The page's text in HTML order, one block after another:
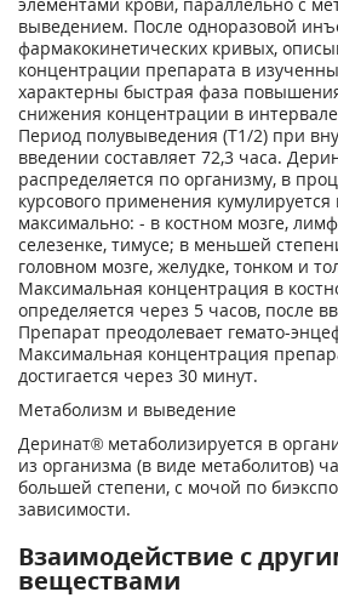
выведением. После одноразовой
фармакокинетических кривых,
концентрации препарата в
характерны быстрая фаза
снижения концентрации в
Период полувыведения (Т1/2) при
введении составляет 72,3 часа.
распределяется по организму, в
курсового применения кумулируется
максимально: - в костном мозге,
селезенке, тимусе; в меньшей
головном мозге, желудке, тонком и
Максимальная концентрация в
определяется через 5 часов, после
Препарат преодолевает гемато-
Максимальная концентрация
достигается через 30 минут.
Метаболизм и выведение
Деринат® метаболизируется в
из организма (в виде метаболитов)
большей степени, с мочой по
зависимости.
Взаимодействие с
веществами